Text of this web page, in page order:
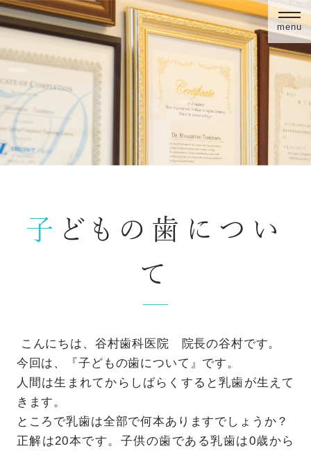
menu
子どもの歯につい
て
こんにちは、谷村歯科医院 院長の谷村です。
今回は、『子どもの歯について』です。
人間は生まれてからしばらくすると乳歯が生えて
きます。
ところで乳歯は全部で何本ありますでしょうか？
正解は20本です。子供の歯である乳歯は0歳から